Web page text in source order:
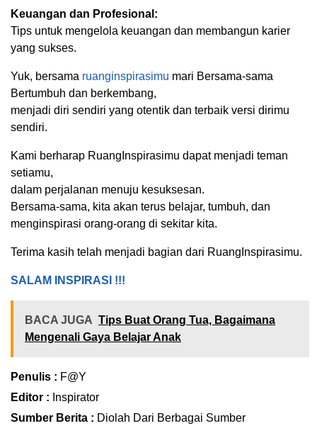
Keuangan dan Profesional:
Tips untuk mengelola keuangan dan membangun karier
yang sukses.
Yuk, bersama ruanginspirasimu mari Bersama-sama
Bertumbuh dan berkembang,
menjadi diri sendiri yang otentik dan terbaik versi dirimu
sendiri.
Kami berharap RuangInspirasimu dapat menjadi teman
setiamu,
dalam perjalanan menuju kesuksesan.
Bersama-sama, kita akan terus belajar, tumbuh, dan
menginspirasi orang-orang di sekitar kita.
Terima kasih telah menjadi bagian dari RuangInspirasimu.
SALAM INSPIRASI !!!
BACA JUGA Tips Buat Orang Tua, Bagaimana
Mengenali Gaya Belajar Anak
Penulis : F@Y
Editor : Inspirator
Sumber Berita : Diolah Dari Berbagai Sumber